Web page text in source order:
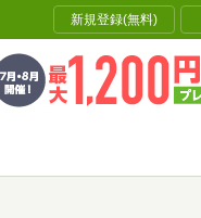
新規登録(無料)